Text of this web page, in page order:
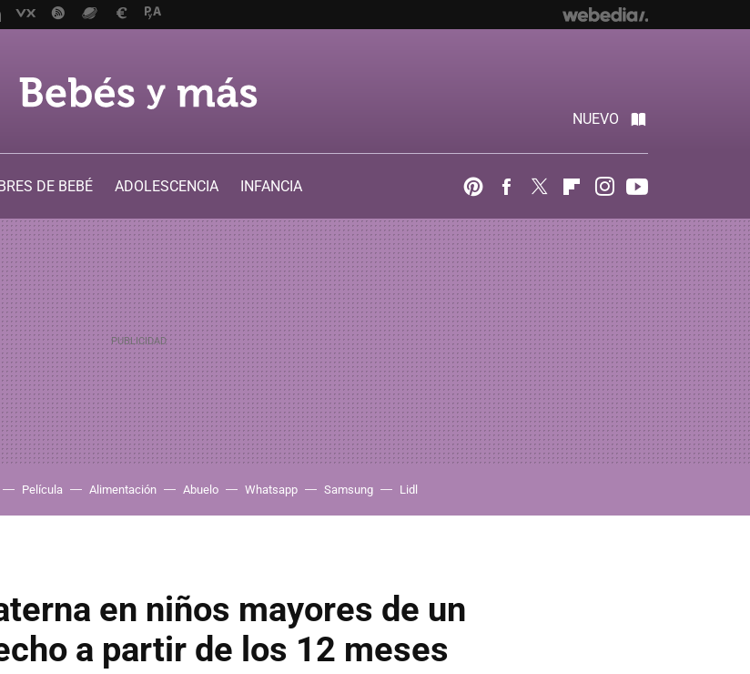
NUEVO
DE BEBÉ ADOLESCENCIA
INFANCIA
PinterestFacebook
Twitter FlipboardInstagram
Película Alimentación Abuelo Whatsapp Samsung Lidl
en niños mayores de un
a partir de los 12 meses